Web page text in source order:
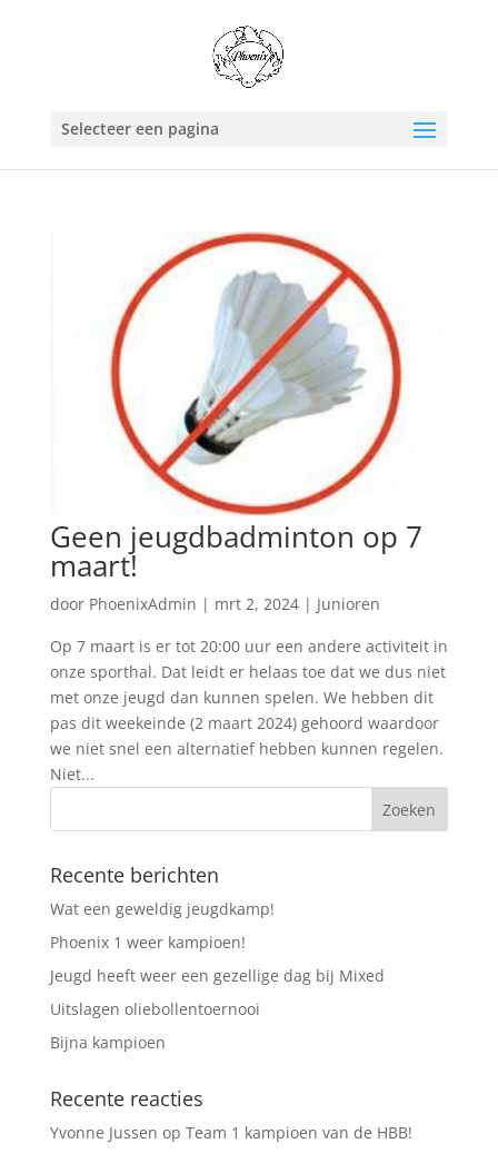
Selecteer een pagina
Geen jeugdbadminton op 7
maart!
door PhoenixAdmin | mrt 2, 2024| Junioren
Op 7 maart is er tot 20:00 uur een andere activiteit in
onze sporthal. Dat leidt er helaas toe dat we dus niet
met onze jeugd dan kunnen spelen. We hebben dit
pas dit weekeinde (2 maart 2024) gehoord waardoor
we niet snel een alternatief hebben kunnen regelen.
Niet...
Recente berichten
Wat een geweldig jeugdkamp!
Phoenix 1 weer kampioen!
Jeugd heeft weer een gezellige dag bij Mixed
Uitslagen oliebollentoernooi
Bijna kampioen
Recente reacties
Yvonne Jussen op Team 1 kampioen van de HBB!